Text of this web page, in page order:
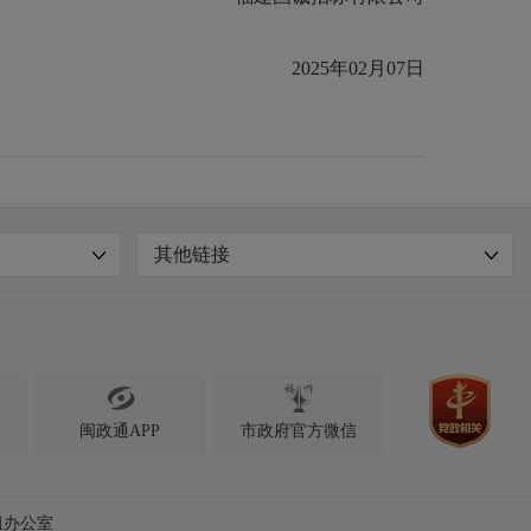
2025年02月07日
其他链接

闽政通APP 市政府官方微信
公室